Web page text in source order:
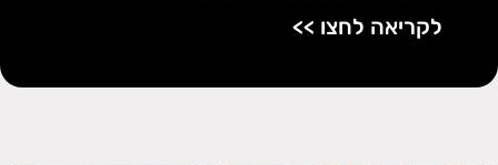
לקריאה לחצו >>